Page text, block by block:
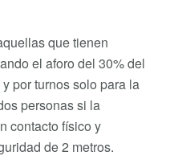
que tienen
el aforo del 30% del
por turnos solo para la
personas si la
contacto físico y
de 2 metros.